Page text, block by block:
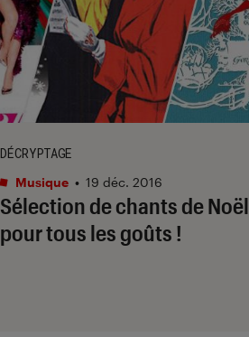
Sélection de chants de Noël
pour tous les goûts !
DÉCRYPTAGE
Musique • 19 déc. 2016